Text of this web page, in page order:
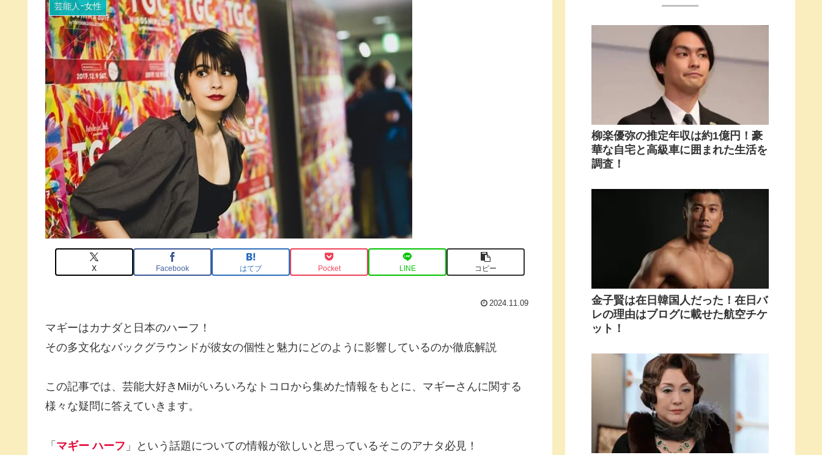
芸能人ｰ女性
X Facebook はてブ Pocket LINE コピー
2024.11.09
マギーはカナダと日本のハーフ！
その多文化なバックグラウンドが彼女の個性と魅力にどのように影響しているのか徹底解説
この記事では、芸能大好きMiiがいろいろなトコロから集めた情報をもとに、マギーさんに関する
様々な疑問に答えていきます。
「 マギー ハーフ 」という話題についての情報が欲しいと思っているそこのアナタ必見！
柳楽優弥の推定年収は約1億円！豪
華な自宅と高級車に囲まれた生活を
調査！
金子賢は在日韓国人だった！在日バ
レの理由はブログに載せた航空チケ
ット！